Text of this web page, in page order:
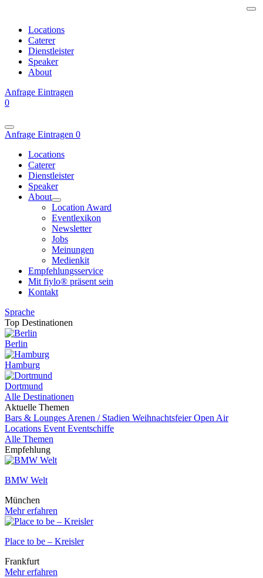
Locations
Caterer
Dienstleister
Speaker
About
Anfrage Eintragen
0
Anfrage Eintragen 0
Locations
Caterer
Dienstleister
Speaker
About
Location Award
Eventlexikon
Newsletter
Jobs
Meinungen
Medienkit
Empfehlungsservice
Mit fiylo® präsent sein
Kontakt
Sprache
Top Destinationen
Berlin
Hamburg
Dortmund
Alle Destinationen
Aktuelle Themen
Bars & Lounges Arenen / Stadien WeihnachtsfeierOpen Air
Locations Event Eventschiffe
Alle Themen
Empfehlung
BMW Welt
München
Mehr erfahren
Place to be – Kreisler
Frankfurt
Mehr erfahren